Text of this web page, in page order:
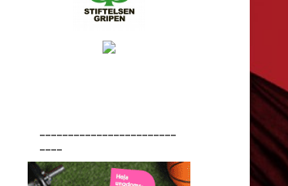
________________________
____